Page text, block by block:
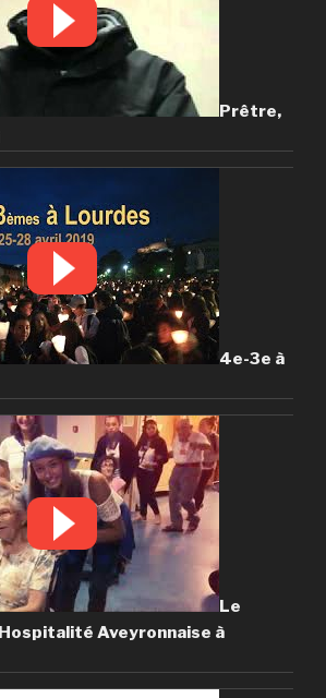
Prêtre,
4e-3e à
Le
Aveyronnaise à